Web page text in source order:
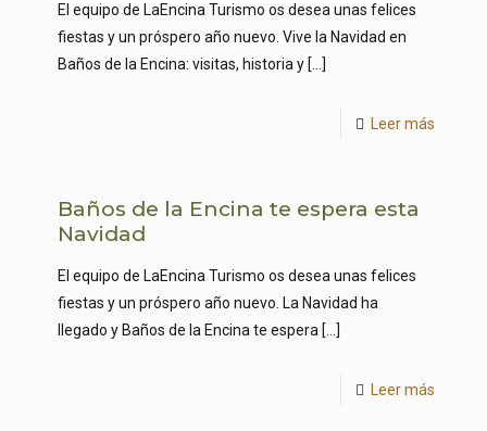
El equipo de LaEncina Turismo os desea unas felices
fiestas y un próspero año nuevo. Vive la Navidad en
Baños de la Encina: visitas, historia y […]
Leer más
Baños de la Encina te espera esta
Navidad
El equipo de LaEncina Turismo os desea unas felices
fiestas y un próspero año nuevo. La Navidad ha
llegado y Baños de la Encina te espera […]
Leer más